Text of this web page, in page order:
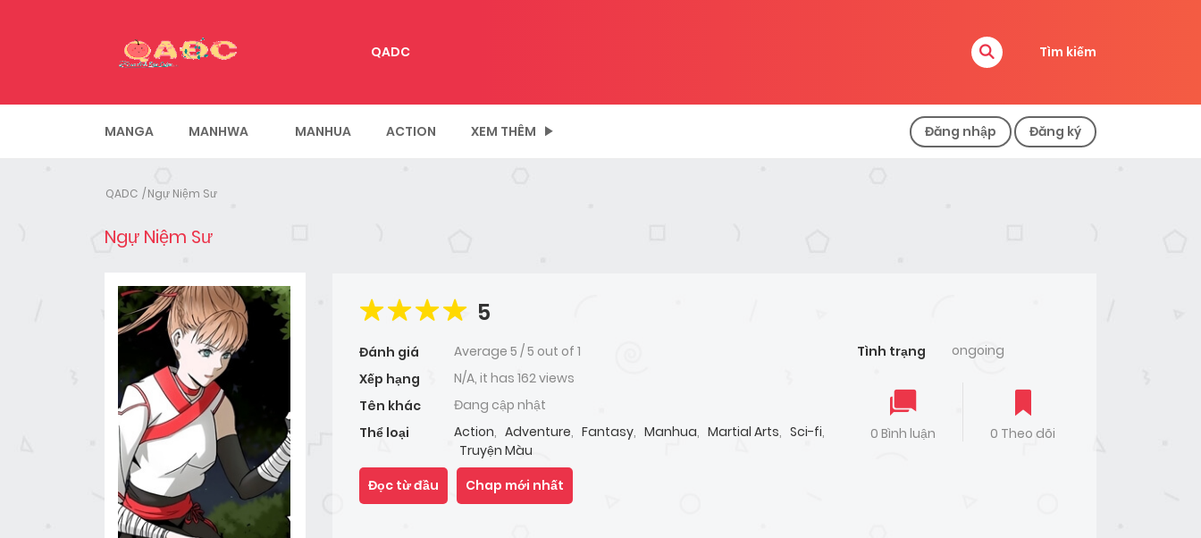
QADC Tìm kiếm
MANGA MANHWA MANHUA ACTION XEM THÊM Đăng nhập Đăng ký
QADC Ngự Niệm Sư
Ngự Niệm Sư
5
Đánh giá Average 5 /5 out of 1
Xếp hạng
N/A, it has 162 views
Tên khác
Đang cập nhật
Thể loại
Action, Adventure, Fantasy, Manhua, Martial Arts, Sci-fi,
Truyện Màu
Tình trạng ongoing
0 Bình luận 0 Theo dõi
Đọc từ đầu Chap mới nhất